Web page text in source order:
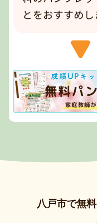
八戸市で無